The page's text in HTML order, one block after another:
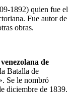
1892) quien fue el
Fue autor de
obras.
de
Batalla de
Se le nombró
diciembre de 1839.